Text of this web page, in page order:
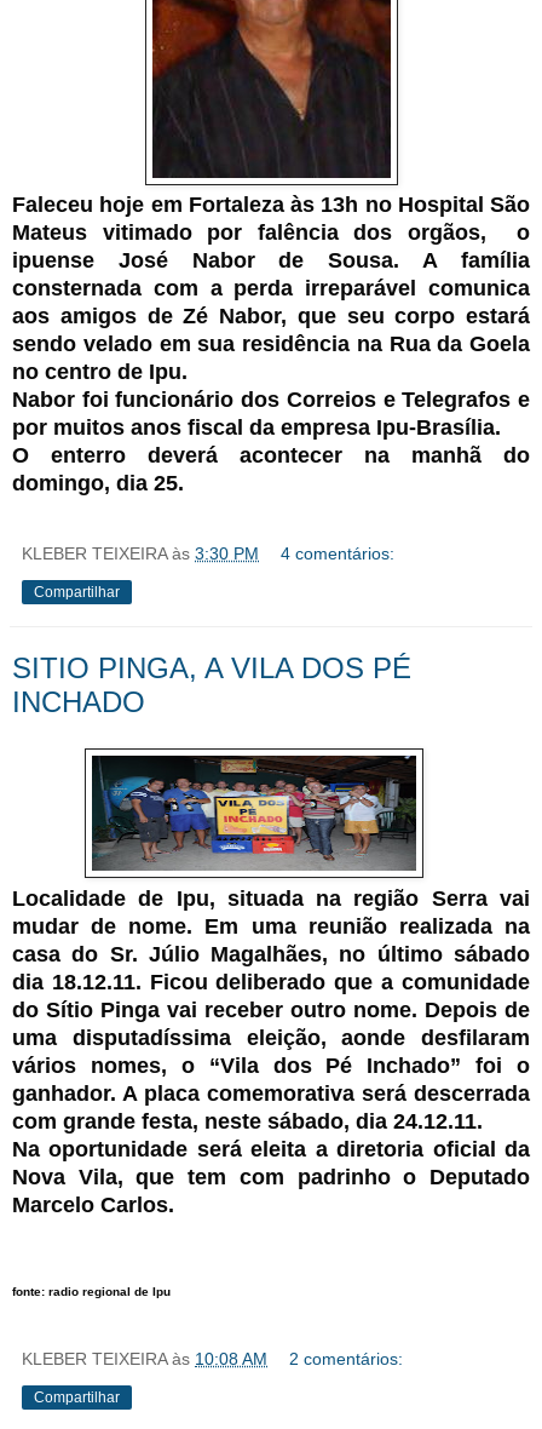
Faleceu hoje em Fortaleza às 13h no Hospital São
Mateus vitimado por falência dos orgãos, o
ipuense José Nabor de Sousa. A família
consternada com a perda irreparável comunica
aos amigos de Zé Nabor, que seu corpo estará
sendo velado em sua residência na Rua da Goela
no centro de Ipu.
Nabor foi funcionário dos Correios e Telegrafos e
por muitos anos fiscal da empresa Ipu-Brasília.
O enterro deverá acontecer na manhã do
domingo, dia 25.
KLEBER TEIXEIRA às 3:30 PM 4 comentários:
Compartilhar
SITIO PINGA, A VILA DOS PÉ
INCHADO
Localidade de Ipu, situada na região Serra vai
mudar de nome. Em uma reunião realizada na
casa do Sr. Júlio Magalhães, no último sábado
dia 18.12.11. Ficou deliberado que a comunidade
do Sítio Pinga vai receber outro nome. Depois de
uma disputadíssima eleição, aonde desfilaram
vários nomes, o “Vila dos Pé Inchado” foi o
ganhador. A placa comemorativa será descerrada
com grande festa, neste sábado, dia 24.12.11.
Na oportunidade será eleita a diretoria oficial da
Nova Vila, que tem com padrinho o Deputado
Marcelo Carlos.
fonte: radio regional de Ipu
KLEBER TEIXEIRA às 10:08 AM 2 comentários:
Compartilhar